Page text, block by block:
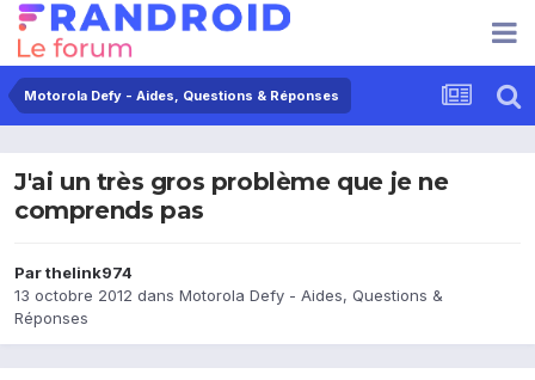
Motorola Defy - Aides, Questions & Réponses
J'ai un très gros problème que je ne
comprends pas
Parthelink974
13 octobre 2012 dans Motorola Defy - Aides, Questions &
Réponses